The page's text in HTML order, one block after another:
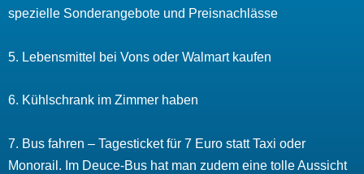
spezielle Sonderangebote und Preisnachlässe
5. Lebensmittel bei Vons oder Walmart kaufen
6. Kühlschrank im Zimmer haben
7. Bus fahren – Tagesticket für 7 Euro statt Taxi oder
Monorail. Im Deuce-Bus hat man zudem eine tolle Aussicht